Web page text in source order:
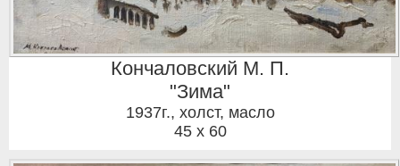
Кончаловский М. П.
"Зима"
1937г., холст, масло
45 x 60